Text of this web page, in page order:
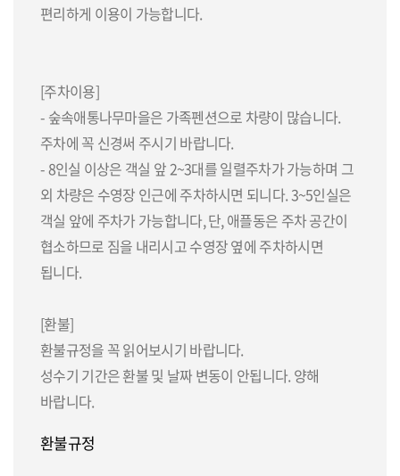
편리하게 이용이 가능합니다.
[주차이용]
- 숲속애통나무마을은 가족펜션으로 차량이 많습니다.
주차에 꼭 신경써 주시기 바랍니다.
- 8인실 이상은 객실 앞 2~3대를 일렬주차가 가능하며 그
외 차량은 수영장 인근에 주차하시면 되니다. 3~5인실은
객실 앞에 주차가 가능합니다, 단, 애플동은 주차 공간이
협소하므로 짐을 내리시고 수영장 옆에 주차하시면
됩니다.
[환불]
환불규정을 꼭 읽어보시기 바랍니다.
성수기 기간은 환불 및 날짜 변동이 안됩니다. 양해
바랍니다.
환불규정